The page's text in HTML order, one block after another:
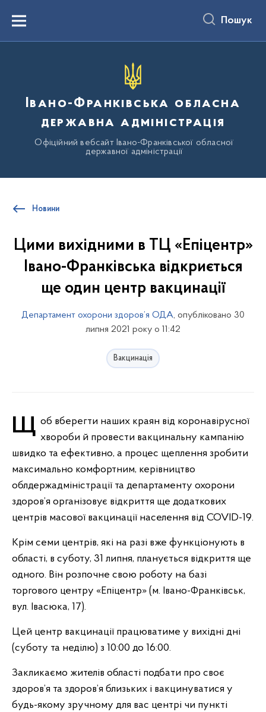
вмістуMenu Пошук
Івано-Франківська обласна
державна адміністрація
Офіційний вебсайт Івано-Франківської обласної
державної адміністрації
Новини
Цими вихідними в ТЦ «Епіцентр»
Івано-Франківська відкриється
ще один центр вакцинації
Департамент охорони здоров’я ОДА, опубліковано 30
липня 2021 року о 11:42
Вакцинація
Щоб вберегти наших краян від коронавірусної хвороби й провести вакцинальну кампанію
швидко та ефективно, а процес щеплення зробити
максимально комфортним, керівництво
облдержадміністрації та департаменту охорони
здоров’я організовує відкриття ще додаткових
центрів масової вакцинації населення від COVID-19.
Крім семи центрів, які на разі вже функціонують в
області, в суботу, 31 липня, планується відкриття ще
одного. Він розпочне свою роботу на базі
торгового центру «Епіцентр» (м. Івано-Франківськ,
вул. Івасюка, 17).
Цей центр вакцинації працюватиме у вихідні дні
(суботу та неділю) з 10:00 до 16:00.
Закликаємо жителів області подбати про своє
здоров’я та здоров’я близьких і вакцинуватися у
будь-якому зручному для вас центрі чи пункті